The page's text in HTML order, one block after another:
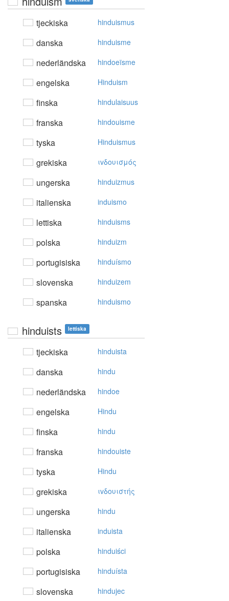
tjeckiska hinduismus
danska hinduisme
nederländska hindoeïsme
engelska Hinduism
finska hindulaisuus
franska hindouisme
tyska Hinduismus
grekiska ιvδoυισμός
ungerska hinduizmus
italienska induismo
lettiska hinduisms
polska hinduizm
portugisiska hinduísmo
slovenska hinduizem
spanska hinduismo
hinduists lettiska
tjeckiska hinduista
danska hindu
nederländska hindoe
engelska Hindu
finska hindu
franska hindouiste
tyska Hindu
grekiska ιvδoυιστής
ungerska hindu
italienska induista
polska hinduiści
portugisiska hinduísta
slovenska hindujec